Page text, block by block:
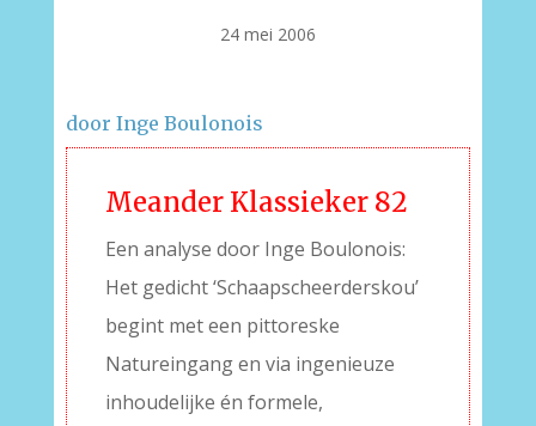
24 mei 2006
door Inge Boulonois
Meander Klassieker 82
Een analyse door Inge Boulonois:
Het gedicht ‘Schaapscheerderskou’
begint met een pittoreske
Natureingang en via ingenieuze
inhoudelijke én formele,